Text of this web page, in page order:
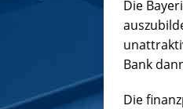
Die
Bank
Die